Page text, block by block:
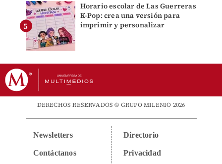
Horario escolar de Las Guerreras
K-Pop: crea una versión para
imprimir y personalizar
DERECHOS RESERVADOS © GRUPO MILENIO 2026
Newsletters
Contáctanos
Directorio
Privacidad